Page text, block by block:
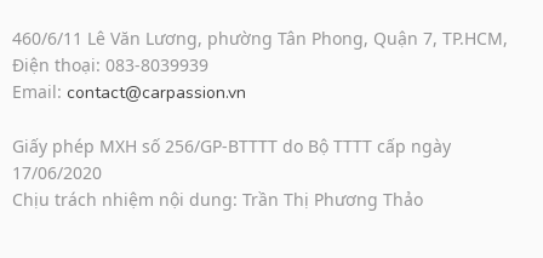
460/6/11 Lê Văn Lương, phường Tân Phong, Quận 7, TP.HCM,
Điện thoại: 083-8039939
Email: contact@carpassion.vn
Giấy phép MXH số 256/GP-BTTTT do Bộ TTTT cấp ngày
17/06/2020
Chịu trách nhiệm nội dung: Trần Thị Phương Thảo